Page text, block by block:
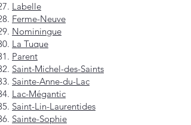
Labelle
Ferme-Neuve
Nominingue
La Tuque
Parent
Saint-Michel-des-Saints
Sainte-Anne-du-Lac
Lac-Mégantic
Saint-Lin-Laurentides
Sainte-Sophie